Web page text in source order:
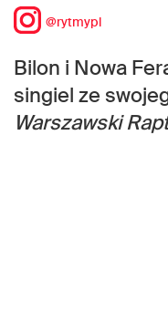
@rytmypl
Bilon i Nowa
singiel ze
Warszawski